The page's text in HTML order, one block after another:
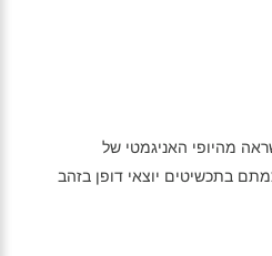
מהיופי האניגמטי של
בתכשיטים יוצאי דופן בזהב